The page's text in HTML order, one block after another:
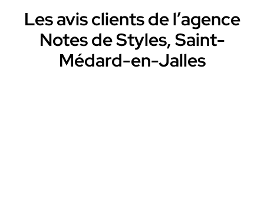
Les avis clients de l’agence
Notes de Styles, Saint-
Médard-en-Jalles